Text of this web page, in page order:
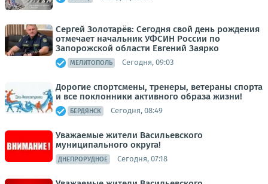
Сергей Золотарёв: Сегодня свой день рождения
отмечает начальник УФСИН России по
Запорожской области Евгений Заярко
МЕЛИТОПОЛЬ Сегодня, 09:03
Дорогие спортсмены, тренеры, ветераны спорта
и все поклонники активного образа жизни!
БЕРДЯНСК Сегодня, 08:49
Уважаемые жители Васильевского
муниципального округа!
ДНЕПРОРУДНОЕ Сегодня, 07:18